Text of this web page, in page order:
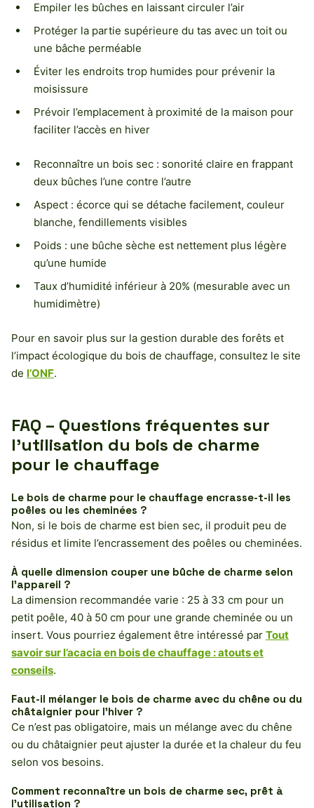
Empiler les bûches en laissant circuler l’air
Protéger la partie supérieure du tas avec un toit ou
une bâche perméable
Éviter les endroits trop humides pour prévenir la
moisissure
Prévoir l’emplacement à proximité de la maison pour
faciliter l’accès en hiver
Reconnaître un bois sec : sonorité claire en frappant
deux bûches l’une contre l’autre
Aspect : écorce qui se détache facilement, couleur
blanche, fendillements visibles
Poids : une bûche sèche est nettement plus légère
qu’une humide
Taux d’humidité inférieur à 20% (mesurable avec un
humidimètre)
Pour en savoir plus sur la gestion durable des forêts et
l’impact écologique du bois de chauffage, consultez le site
de l’ONF.
FAQ – Questions fréquentes sur
l’utilisation du bois de charme
pour le chauffage
Le bois de charme pour le chauffage encrasse-t-il les
poêles ou les cheminées ?
Non, si le bois de charme est bien sec, il produit peu de
résidus et limite l’encrassement des poêles ou cheminées.
À quelle dimension couper une bûche de charme selon
l’appareil ?
La dimension recommandée varie : 25 à 33 cm pour un
petit poêle, 40 à 50 cm pour une grande cheminée ou un
insert. Vous pourriez également être intéressé par Tout
savoir sur l’acacia en bois de chauffage : atouts et
conseils.
Faut-il mélanger le bois de charme avec du chêne ou du
châtaignier pour l’hiver ?
Ce n’est pas obligatoire, mais un mélange avec du chêne
ou du châtaignier peut ajuster la durée et la chaleur du feu
selon vos besoins.
Comment reconnaître un bois de charme sec, prêt à
l’utilisation ?